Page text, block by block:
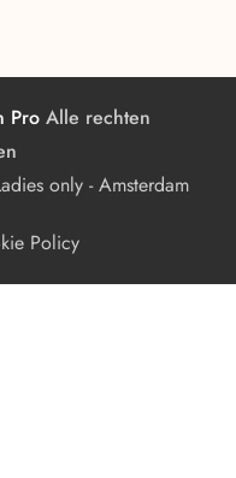
Pro Alle rechten
only - Amsterdam
Policy